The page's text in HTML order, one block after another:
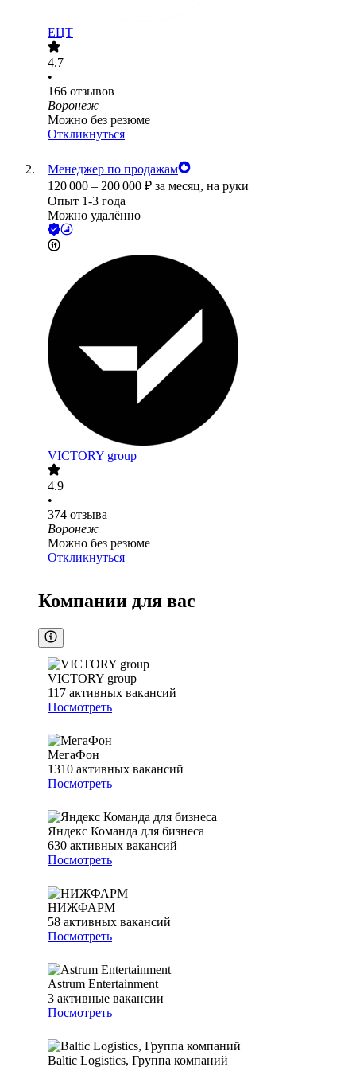
ЕЦТ
4.7
•
166 отзывов
Воронеж
Можно без резюме
Откликнуться
Менеджер по продажам
120 000 – 200 000 ₽ за месяц, на руки
Опыт 1-3 года
Можно удалённо
VICTORY group
4.9
•
374 отзыва
Воронеж
Можно без резюме
Откликнуться
Компании для вас
VICTORY group
117 активных вакансий
Посмотреть
МегаФон
1310 активных вакансий
Посмотреть
Яндекс Команда для бизнеса
630 активных вакансий
Посмотреть
НИЖФАРМ
58 активных вакансий
Посмотреть
Astrum Entertainment
3 активные вакансии
Посмотреть
Baltic Logistics, Группа компаний